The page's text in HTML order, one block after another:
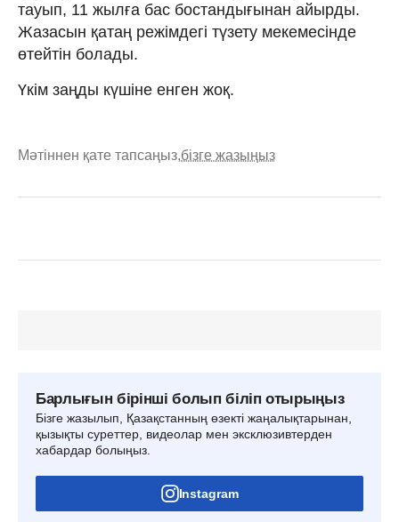
тауып, 11 жылға бас бостандығынан айырды.
Жазасын қатаң режімдегі түзету мекемесінде
өтейтін болады.
Үкім заңды күшіне енген жоқ.
Мәтіннен қате тапсаңыз,бізге жазыңыз
Барлығын бірінші болып біліп отырыңыз
Бізге жазылып, Қазақстанның өзекті жаңалықтарынан,
қызықты суреттер, видеолар мен эксклюзивтерден
хабардар болыңыз.
Instagram